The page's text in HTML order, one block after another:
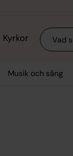
Kyrkor Sök
Musik och sång